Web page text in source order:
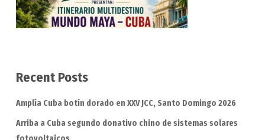
Recent Posts
Amplía Cuba botín dorado en XXV JCC, Santo Domingo 2026
Arriba a Cuba segundo donativo chino de sistemas solares